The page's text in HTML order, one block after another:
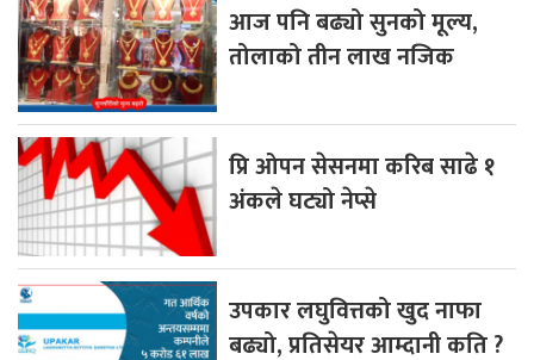
आज पनि बढ्यो सुनको मूल्य,
तोलाको तीन लाख नजिक
प्रि ओपन सेसनमा करिब साढे १
अंकले घट्यो नेप्से
उपकार लघुवित्तको खुद नाफा
बढ्यो, प्रतिसेयर आम्दानी कति ?